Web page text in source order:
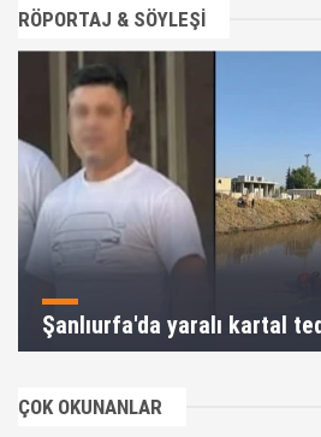
RÖPORTAJ & SÖYLEŞİ
Şanlıurfa'da yaralı kartal
ÇOK OKUNANLAR